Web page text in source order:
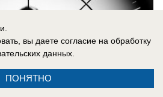
вы даете согласие на обработку
данных.
ПОНЯТНО